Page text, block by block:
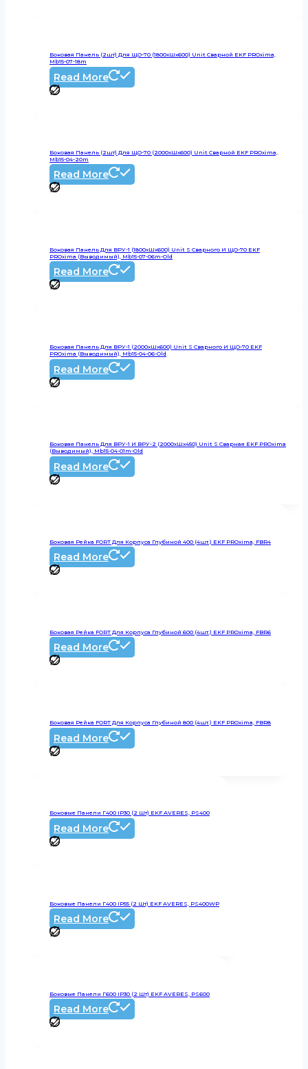
Боковая Панель (2шт) Для ЩО-70 (1800хШх600) Unit Сварной EKF PROxima,
Mb15-07-18m
Read More
Боковая Панель (2шт) Для ЩО-70 (2000хШх600) Unit Сварной EKF PROxima,
Mb15-04-20m
Read More
Боковая Панель Для ВРУ-1 (1800хШх600) Unit S Сварного И ЩО-70 EKF
PROxima (выводимый), Mb15-07-06m-Old
Read More
Боковая Панель Для ВРУ-1 (2000хШх600) Unit S Сварного И ЩО-70 EKF
PROxima (выводимый), Mb15-04-06-Old
Read More
Боковая Панель Для ВРУ-1 И ВРУ-2 (2000хШх450) Unit S Сварная EKF PROxima
(выводимый), Mb15-04-01m-Old
Read More
Боковая Рейка FORT Для Корпуса Глубиной 400 (4шт.) EKF PROxima, FBR4
Read More
Боковая Рейка FORT Для Корпуса Глубиной 600 (4шт.) EKF PROxima, FBR6
Read More
Боковая Рейка FORT Для Корпуса Глубиной 800 (4шт.) EKF PROxima, FBR8
Read More
Боковые Панели Г400 IP30 (2 Шт) EKF AVERES, PS400
Read More
Боковые Панели Г400 IP55 (2 Шт) EKF AVERES, PS400WP
Read More
Боковые Панели Г600 IP30 (2 Шт) EKF AVERES, PS600
Read More